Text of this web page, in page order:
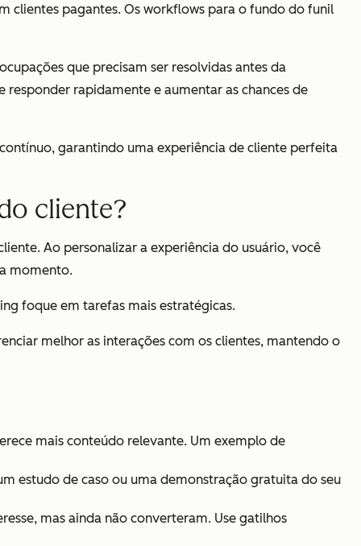
clientes pagantes. Os workflows para o fundo do funil
que precisam ser resolvidas antes da
rapidamente e aumentar as chances de
garantindo uma experiência de cliente perfeita
cliente?
Ao personalizar a experiência do usuário, você
momento.
foque em tarefas mais estratégicas.
melhor as interações com os clientes, mantendo o
mais conteúdo relevante. Um exemplo de
estudo de caso ou uma demonstração gratuita do seu
mas ainda não converteram. Use gatilhos